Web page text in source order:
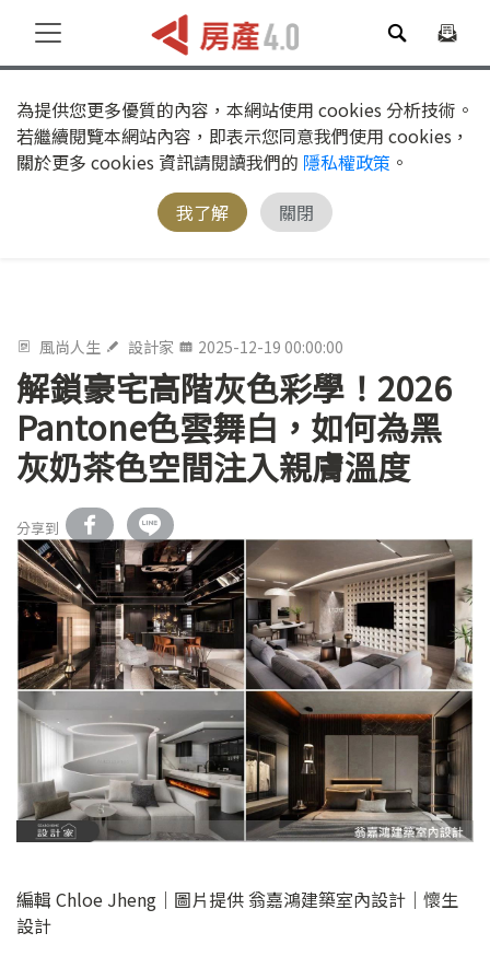
為提供您更多優質的內容，本網站使用 cookies 分析技術。
若繼續閱覽本網站內容，即表示您同意我們使用 cookies，
關於更多 cookies 資訊請閱讀我們的 隱私權政策 。
我了解
關閉
風尚人生 設計家 2025-12-19 00:00:00
解鎖豪宅高階灰色彩學！2026
Pantone色雲舞白，如何為黑
灰奶茶色空間注入親膚溫度
分享到
編輯 Chloe Jheng｜圖片提供 翁嘉鴻建築室內設計｜懷生
設計